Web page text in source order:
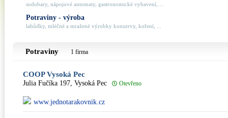
sodobary, nápojové automaty, gastronomické vybavení, ...
Potraviny - výroba
lahůdky, mléčné a mražené výrobky konzervy, koření, ...
Potraviny 1 firma
COOP Vysoká Pec
Julia Fučíka 197, Vysoká Pec Otevřeno
www.jednotarakovnik.cz